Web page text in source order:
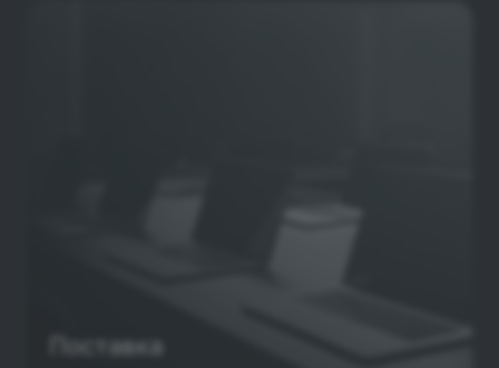
Поставка